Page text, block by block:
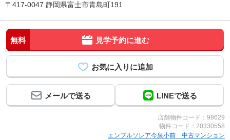
〒417-0047 静岡県富士市青島町191
無料 見学予約に進む
メールで送る LINEで送る
店舗物件コード：98629
物件コード：20330558
エンブルソレア今泉小前 中古マンション